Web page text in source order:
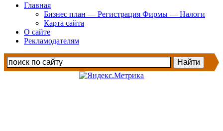
Главная
Бизнес план — Регистрация Фирмы — Налоги
Карта сайта
О сайте
Рекламодателям